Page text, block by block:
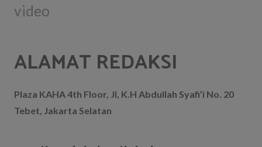
video
ALAMAT REDAKSI
Plaza KAHA 4th Floor, Jl, K.H Abdullah Syafi’i No. 20
Tebet, Jakarta Selatan